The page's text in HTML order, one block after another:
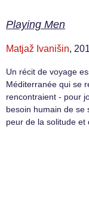
Playing Men
Matjaž Ivanišin,
Un récit de voyage
Méditerranée qui se
rencontraient - pour
besoin humain de se
peur de la solitude et